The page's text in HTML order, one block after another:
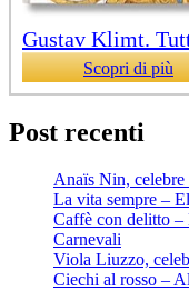
Gustav Klimt.
Scopri di più
Post recenti
Anaïs Nin, celebre
La vita sempre –
Caffè con delitto –
Carnevali
Viola Liuzzo,
Ciechi al rosso –